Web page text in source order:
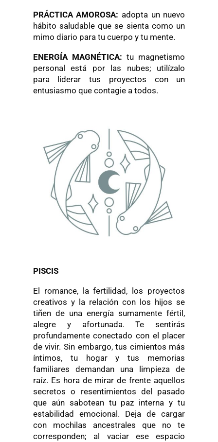
PRÁCTICA AMOROSA: adopta un nuevo
hábito saludable que se sienta como un
mimo diario para tu cuerpo y tu mente.
ENERGÍA MAGNÉTICA:tu magnetismo
personal está por las nubes; utilízalo
para liderar tus proyectos con un
entusiasmo que contagie a todos.
PISCIS
El romance, la fertilidad, los proyectos
creativos y la relación con los hijos se
tiñen de una energía sumamente fértil,
alegre y afortunada. Te sentirás
profundamente conectado con el placer
de vivir. Sin embargo, tus cimientos más
íntimos, tu hogar y tus memorias
familiares demandan una limpieza de
raíz. Es hora de mirar de frente aquellos
secretos o resentimientos del pasado
que aún sabotean tu paz interna y tu
estabilidad emocional. Deja de cargar
con mochilas ancestrales que no te
corresponden; al vaciar ese espacio